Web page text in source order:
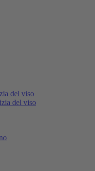
del viso
del viso